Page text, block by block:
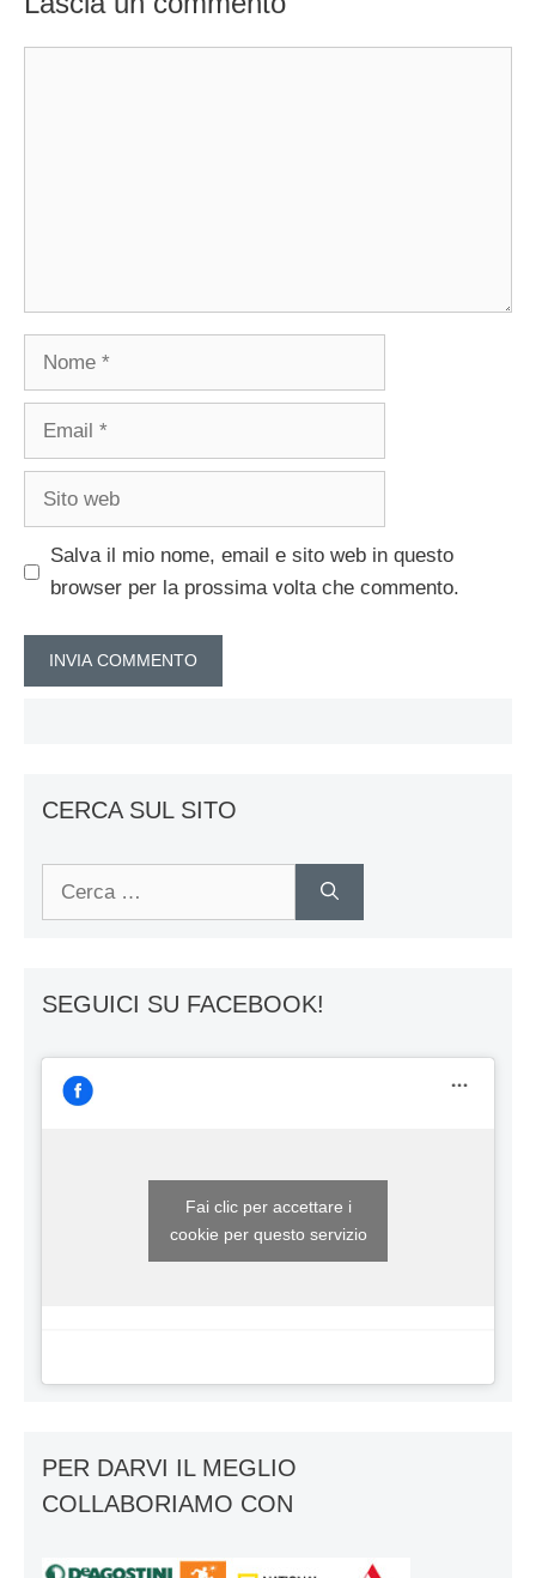
Nome
Email
Sito
Salva il mio nome, email e sito web in questo
browser per la prossima volta che commento.
CERCA SUL SITO
SEGUICI SU FACEBOOK!
Fai clic per accettare i
cookie per questo servizio
PER DARVI IL MEGLIO
COLLABORIAMO CON